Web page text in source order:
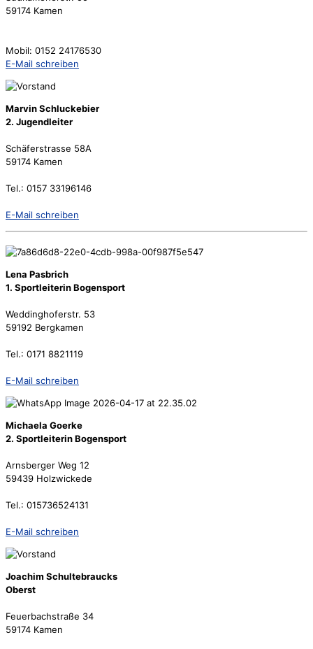
59174 Kamen
Mobil: 0152 24176530
E-Mail schreiben
Marvin Schluckebier
2. Jugendleiter
Schäferstrasse 58A
59174 Kamen
Tel.: 0157 33196146
E-Mail schreiben
Lena Pasbrich
1. Sportleiterin Bogensport
Weddinghoferstr. 53
59192 Bergkamen
Tel.: 0171 8821119
E-Mail schreiben
Michaela Goerke
2. Sportleiterin Bogensport
Arnsberger Weg 12
59439 Holzwickede
Tel.: 015736524131
E-Mail schreiben
Joachim Schultebraucks
Oberst
Feuerbachstraße 34
59174 Kamen